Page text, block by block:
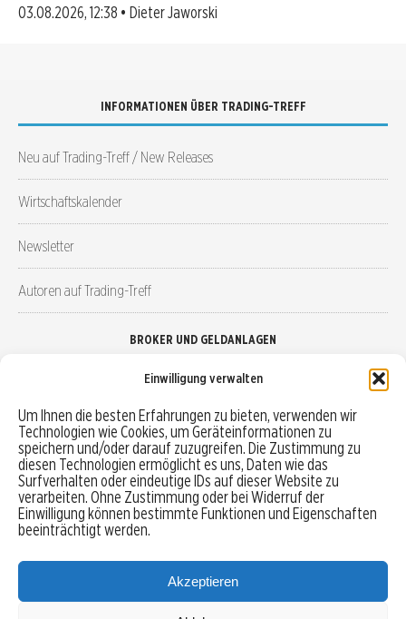
Einwilligung verwalten
Um Ihnen die besten Erfahrungen zu bieten, verwenden wir
Technologien wie Cookies, um Geräteinformationen zu
speichern und/oder darauf zuzugreifen. Die Zustimmung zu
diesen Technologien ermöglicht es uns, Daten wie das
Surfverhalten oder eindeutige IDs auf dieser Website zu
verarbeiten. Ohne Zustimmung oder bei Widerruf der
Einwilligung können bestimmte Funktionen und Eigenschaften
beeinträchtigt werden.
Akzeptieren
03.08.2026, 12:38 • Dieter Jaworski
INFORMATIONEN ÜBER TRADING-TREFF
Neu auf Trading-Treff / New Releases
Wirtschaftskalender
Newsletter
Autoren auf Trading-Treff
BROKER UND GELDANLAGEN
Robo-Advisor vergleichen
Depotvergleich
Festgeld vergleichen
Tagesgeld vergleichen